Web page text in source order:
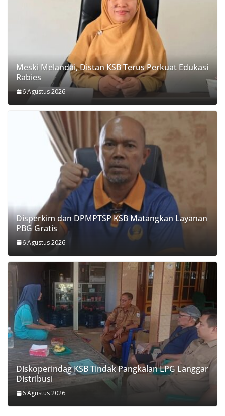
Meski Melandai, Distan KSB Terus Perkuat Edukasi
Rabies
6 Agustus 2026
Disperkim dan DPMPTSP KSB Matangkan Layanan
PBG Gratis
6 Agustus 2026
Diskoperindag KSB Tindak Pangkalan LPG Langgar
Distribusi
6 Agustus 2026